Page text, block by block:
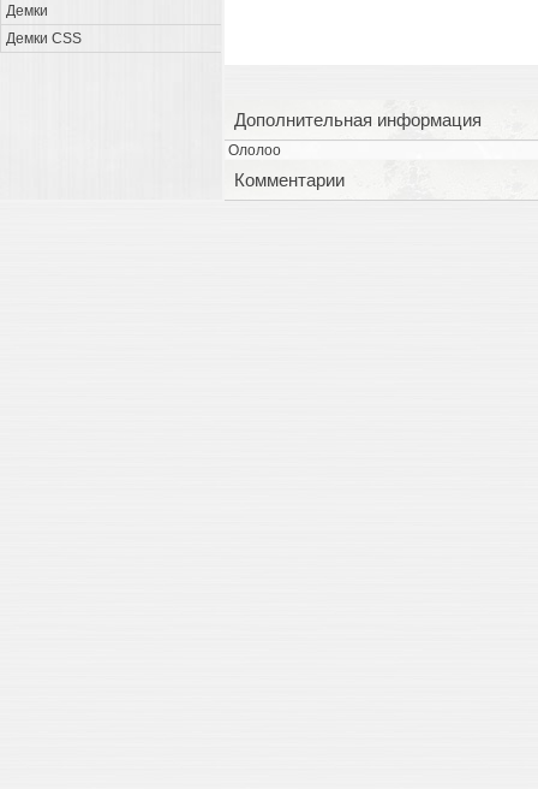
Демки
Демки CSS
Дополнительная информация
Ололоо
Комментарии